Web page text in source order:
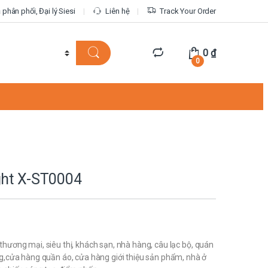
phân phối, Đại lý Siesi Liên hệ Track Your Order
0
0₫
X-ST0004
mại, siêu thị, khách sạn, nhà hàng, câu lạc bộ, quán
hàng quần áo, cửa hàng giới thiệu sản phẩm, nhà ở